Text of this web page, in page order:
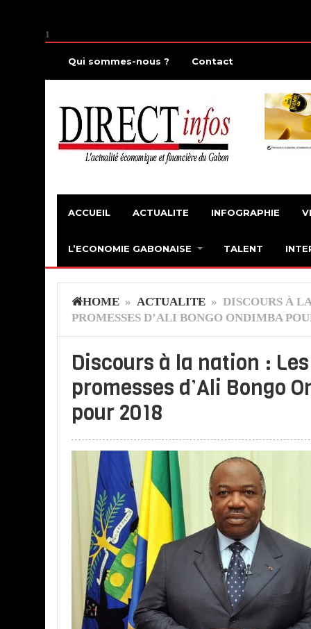
1
Qui sommes-nous ? Contact
ACCUEIL ACTUALITE INFOGRAPHIE
L’ECONOMIE GABONAISE TALENT
HOME » ACTUALITE » DISCOURS À
PROMESSES D’ALI BONGO ONDIMBA
Discours à la nation : Les
promesses d’Ali Bongo
pour 2018